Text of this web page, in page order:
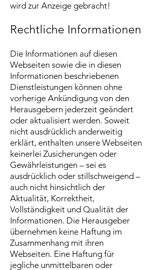
wird zur Anzeige gebracht!
Rechtliche Informationen
Die Informationen auf diesen
Webseiten sowie die in diesen
Informationen beschriebenen
Dienstleistungen können ohne
vorherige Ankündigung von den
Herausgebern jederzeit geändert
oder aktualisiert werden. Soweit
nicht ausdrücklich anderweitig
erklärt, enthalten unsere Webseiten
keinerlei Zusicherungen oder
Gewährleistungen – sei es
ausdrücklich oder stillschweigend –
auch nicht hinsichtlich der
Aktualität, Korrektheit,
Vollständigkeit und Qualität der
Informationen. Die Herausgeber
übernehmen keine Haftung im
Zusammenhang mit ihren
Webseiten. Eine Haftung für
jegliche unmittelbaren oder